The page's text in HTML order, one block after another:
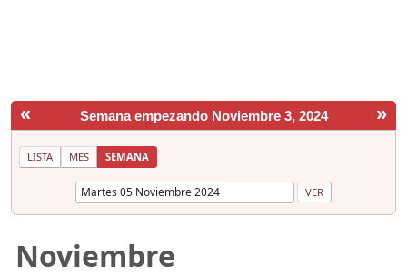
« »
Semana empezando Noviembre 3, 2024
LISTA MES SEMANA
Noviembre